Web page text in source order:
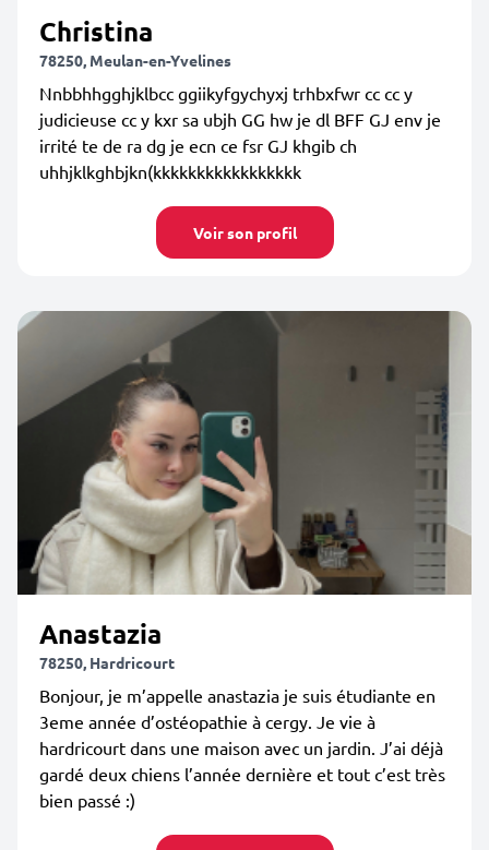
Christina
78250, Meulan-en-Yvelines
Nnbbhhgghjklbcc ggiikyfgychyxj trhbxfwr cc cc y
judicieuse cc y kxr sa ubjh GG hw je dl BFF GJ env je
irrité te de ra dg je ecn ce fsr GJ khgib ch
uhhjklkghbjkn(kkkkkkkkkkkkkkkkk
Voir son profil
Anastazia
78250, Hardricourt
Bonjour, je m’appelle anastazia je suis étudiante en
3eme année d’ostéopathie à cergy. Je vie à
hardricourt dans une maison avec un jardin. J’ai déjà
gardé deux chiens l’année dernière et tout c’est très
bien passé :)